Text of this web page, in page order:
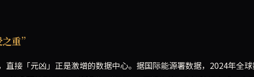
重”
直接「元凶」正是激增的数据中心。据国际能源署数据，2024年全